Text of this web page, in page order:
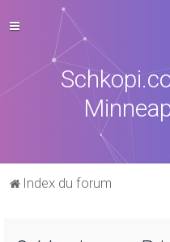
Index du forum